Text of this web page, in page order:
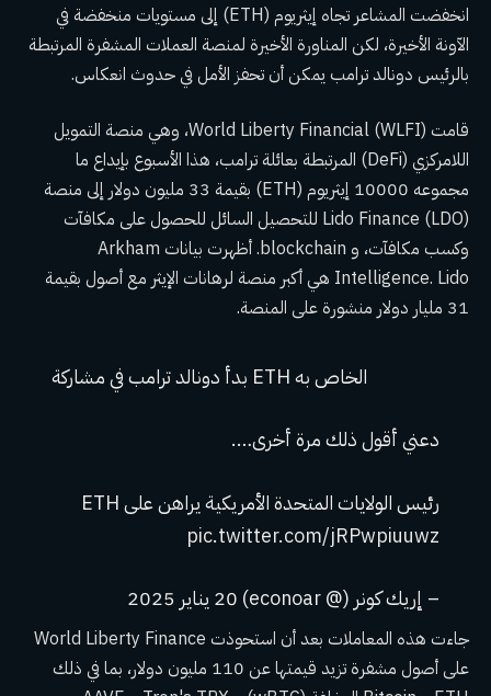
انخفضت المشاعر تجاه إيثريوم (ETH) إلى مستويات منخفضة في
الآونة الأخيرة، لكن المناورة الأخيرة لمنصة العملات المشفرة المرتبطة
بالرئيس دونالد ترامب يمكن أن تحفز الأمل في حدوث انعكاس.
قامت World Liberty Financial (WLFI)، وهي منصة التمويل
اللامركزي (DeFi) المرتبطة بعائلة ترامب، هذا الأسبوع بإيداع ما
مجموعه 10000 إيثريوم (ETH) بقيمة 33 مليون دولار إلى منصة
Lido Finance (LDO) للتحصيل السائل للحصول على مكافآت
وكسب مكافآت، و blockchain. أظهرت بيانات Arkham
Intelligence. Lido هي أكبر منصة لرهانات الإيثر مع أصول بقيمة
31 مليار دولار منشورة على المنصة.
بدأ دونالد ترامب في مشاركة ETH الخاص به
دعني أقول ذلك مرة أخرى….
رئيس الولايات المتحدة الأمريكية يراهن على ETH
pic.twitter.com/jRPwpiuuwz
– إريك كونر (@ econoar) 20 يناير 2025
جاءت هذه المعاملات بعد أن استحوذت World Liberty Finance
على أصول مشفرة تزيد قيمتها عن 110 مليون دولار، بما في ذلك